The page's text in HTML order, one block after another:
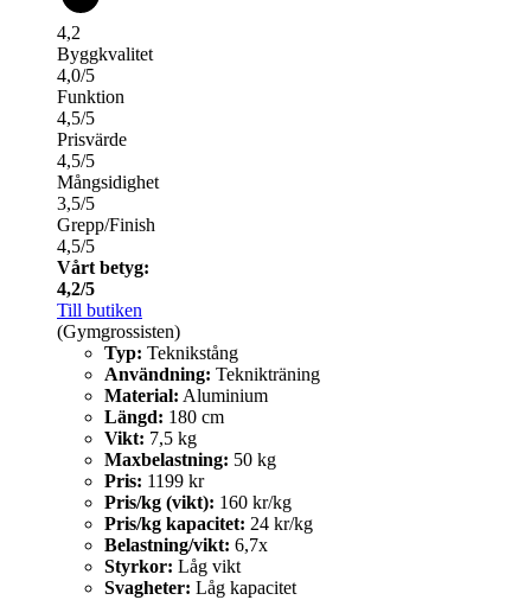
4,2
Byggkvalitet
4,0/5
Funktion
4,5/5
Prisvärde
4,5/5
Mångsidighet
3,5/5
Grepp/Finish
4,5/5
Vårt betyg:
4,2/5
Till butiken
(Gymgrossisten)
Typ: Teknikstång
Användning: Teknikträning
Material: Aluminium
Längd: 180 cm
Vikt: 7,5 kg
Maxbelastning: 50 kg
Pris: 1199 kr
Pris/kg (vikt): 160 kr/kg
Pris/kg kapacitet: 24 kr/kg
Belastning/vikt: 6,7x
Styrkor: Låg vikt
Svagheter: Låg kapacitet